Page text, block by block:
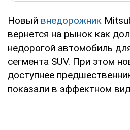
Новый внедорожник
вернется на рынок как
недорогой автомобиль
сегмента SUV. При этом
доступнее
показали в эффектном